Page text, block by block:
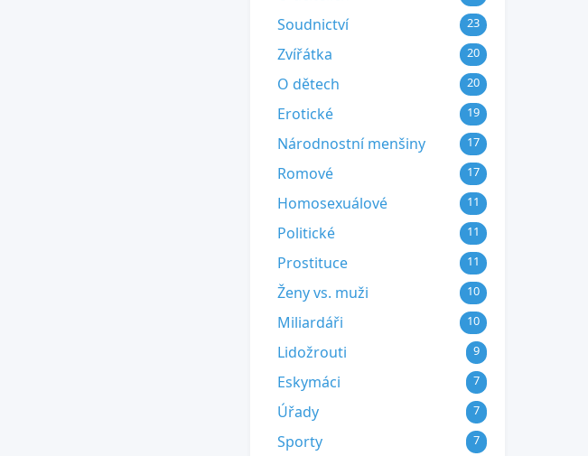
Soudnictví 23
Zvířátka 20
O dětech 20
Erotické 19
Národnostní menšiny 17
Romové 17
Homosexuálové 11
Politické 11
Prostituce 11
Ženy vs. muži 10
Miliardáři 10
Lidožrouti 9
Eskymáci 7
Úřady 7
Sporty 7